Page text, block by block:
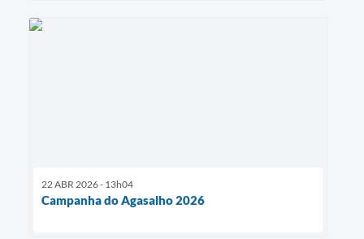
22 ABR 2026 - 13h04
Campanha do Agasalho 2026